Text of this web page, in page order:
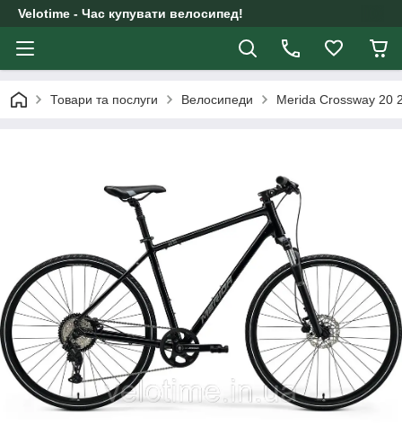
Velotime - Час купувати велосипед!
Товари та послуги Велосипеди Merida Crossway 20